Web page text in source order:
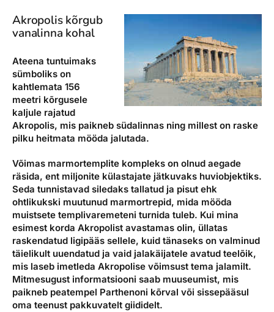
Akropolis kõrgub
vanalinna kohal
Ateena tuntuimaks
sümboliks on
kahtlemata 156
meetri kõrgusele
kaljule rajatud
Akropolis, mis paikneb südalinnas ning millest on raske
pilku heitmata mööda jalutada.
Võimas marmortemplite kompleks on olnud aegade
räsida, ent miljonite külastajate jätkuvaks huviobjektiks.
Seda tunnistavad siledaks tallatud ja pisut ehk
ohtlikukski muutunud marmortrepid, mida mööda
muistsete templivaremeteni turnida tuleb. Kui mina
esimest korda Akropolist avastamas olin, üllatas
raskendatud ligipääs sellele, kuid tänaseks on valminud
täielikult uuendatud ja vaid jalakäijatele avatud teelõik,
mis laseb imetleda Akropolise võimsust tema jalamilt.
Mitmesugust informatsiooni saab muuseumist, mis
paikneb peatempel Parthenoni kõrval või sissepääsul
oma teenust pakkuvatelt giididelt.